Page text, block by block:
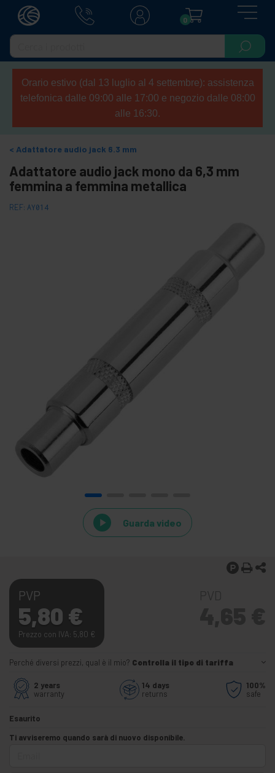
0
Orario estivo (dal 13 luglio al 4 settembre): assistenza
telefonica dalle 09:00 alle 17:00 e negozio dalle 08:00
alle 16:30.
Adattatore audio jack 6.3 mm
Adattatore audio jack mono da 6,3 mm
femmina a femmina metallica
REF: AY014
Guarda video
PVP
5,80 €
Prezzo con IVA: 5,80 €
Perché diversi prezzi, qual è il mio? Controlla il tipo di tariffa
2 years
warranty
14 days
returns
100%
safe
Esaurito
Ti avviseremo quando sarà di nuovo disponibile.